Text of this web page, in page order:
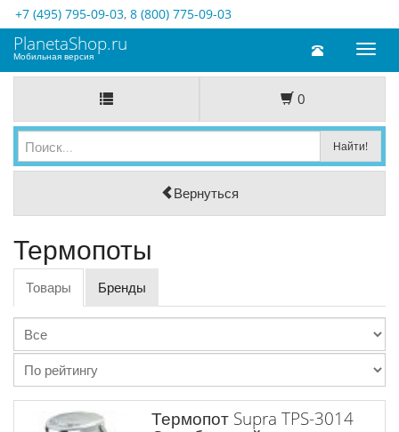
+7 (495) 795-09-03, 8 (800) 775-09-03
Toggle
PlanetaShop.ru
Мобильная версия
0
Вернуться
Термопоты
Товары Бренды
Термопот Supra TPS-3014